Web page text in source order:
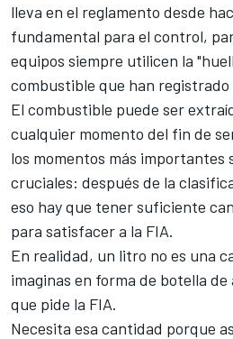
lleva en el reglamento desde
fundamental para el control,
equipos siempre utilicen la
combustible que han registrado
El combustible puede ser
cualquier momento del fin de
los momentos más importantes
cruciales: después de la
eso hay que tener suficiente
para satisfacer a la FIA.
En realidad, un litro no es una
imaginas en forma de botella de
que pide la FIA.
Necesita esa cantidad porque